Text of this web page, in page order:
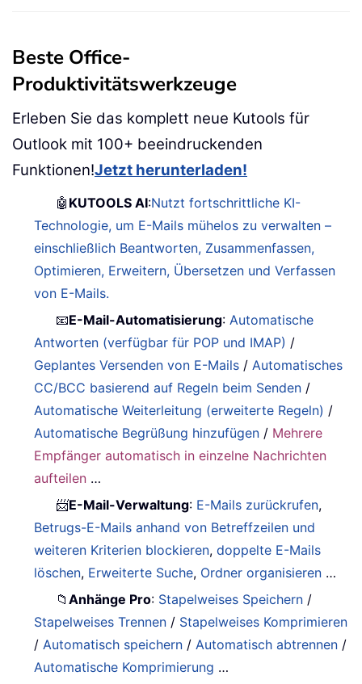
Beste Office-
Produktivitätswerkzeuge
Erleben Sie das komplett neue Kutools für
Outlook mit 100+ beeindruckenden
Funktionen!Jetzt herunterladen!
🤖 KUTOOLS AI:Nutzt fortschrittliche KI-
Technologie, um E-Mails mühelos zu verwalten –
einschließlich Beantworten, Zusammenfassen,
Optimieren, Erweitern, Übersetzen und Verfassen
von E-Mails.
📧E-Mail-Automatisierung: Automatische
Antworten (verfügbar für POP und IMAP) /
Geplantes Versenden von E-Mails / Automatisches
CC/BCC basierend auf Regeln beim Senden /
Automatische Weiterleitung (erweiterte Regeln) /
Automatische Begrüßung hinzufügen / Mehrere
Empfänger automatisch in einzelne Nachrichten
aufteilen …
📨E-Mail-Verwaltung: E-Mails zurückrufen,
Betrugs-E-Mails anhand von Betreffzeilen und
weiteren Kriterien blockieren,doppelte E-Mails
löschen, Erweiterte Suche, Ordner organisieren …
📁Anhänge Pro: Stapelweises Speichern /
Stapelweises Trennen / Stapelweises Komprimieren
/ Automatisch speichern / Automatisch abtrennen /
Automatische Komprimierung …